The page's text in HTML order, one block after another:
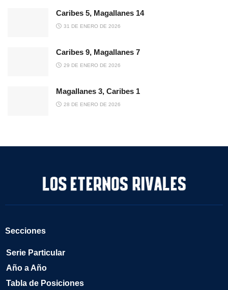
Caribes 5, Magallanes 14
31 DE ENERO DE 2026
Caribes 9, Magallanes 7
29 DE ENERO DE 2026
Magallanes 3, Caribes 1
28 DE ENERO DE 2026
Secciones
Serie Particular
Año a Año
Tabla de Posiciones